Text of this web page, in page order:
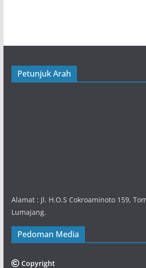
Petunjuk Arah
Alamat : Jl. H.O.S Cokroaminoto 159,
Lumajang.
Pedoman Media
Copyright